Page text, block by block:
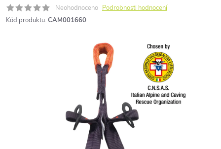
Neohodnoceno Podrobnosti hodnocení
Kód produktu: CAM001660